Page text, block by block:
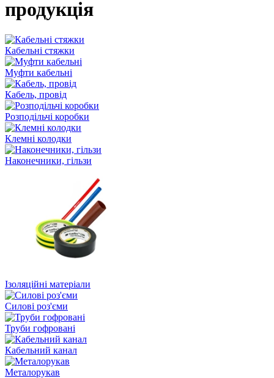
продукція
Кабельні стяжки
Муфти кабельні
Кабель, провід
Розподільчі коробки
Клемні колодки
Наконечники, гільзи
Ізоляційні матеріали
Силові роз'єми
Труби гофровані
Кабельний канал
Металорукав